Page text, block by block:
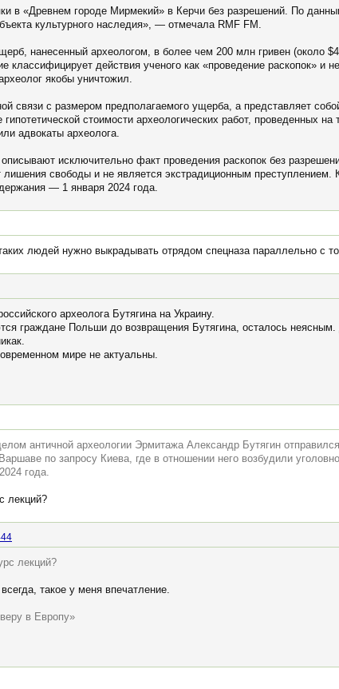
в «Древнем городе Мирмекий» в Керчи без разрешений. По
культурного наследия», — отмечала RMF FM.
нанесенный археологом, в более чем 200 млн гривен (около
классифицирует действия ученого как «проведение раскопок» и
якобы уничтожил.
связи с размером предполагаемого ущерба, а представляет
стоимости археологических работ, проведенных на
адвокаты археолога.
исключительно факт проведения раскопок без
лишения свободы и не является экстрадиционным преступлением.
— 1 января 2024 года.
людей нужно выкрадывать отрядом спецназа параллельно с
археолога Бутягина на Украину.
граждане Польши до возвращения Бутягина, осталось
мире не актуальны.
античной археологии Эрмитажа Александр Бутягин
по запросу Киева, где в отношении него возбудили
года.
лекций?
лекций?
такое у меня впечатление.
в Европу»